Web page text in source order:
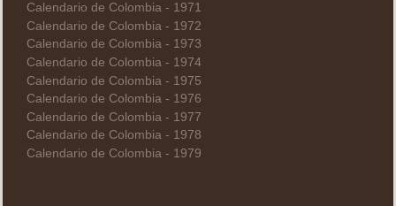
Calendario de Colombia - 1971
Calendario de Colombia - 1972
Calendario de Colombia - 1973
Calendario de Colombia - 1974
Calendario de Colombia - 1975
Calendario de Colombia - 1976
Calendario de Colombia - 1977
Calendario de Colombia - 1978
Calendario de Colombia - 1979